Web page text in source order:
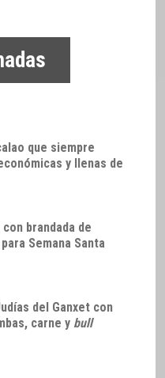
que siempre
y llenas de
brandada de
Semana Santa
del Ganxet con
carne y bull